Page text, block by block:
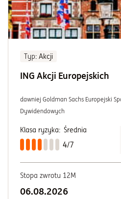
Typ: Akcji
ING Akcji Europejskich
dawniej Goldman Sachs Europejski
Dywidendowych
Klasa ryzyka: Średnia
4/7
Stopa zwrotu 12M
06.08.2026